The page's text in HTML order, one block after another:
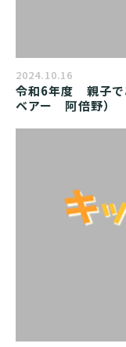
2024.10.16
令和6年度　親子
ベアー　阿倍野）